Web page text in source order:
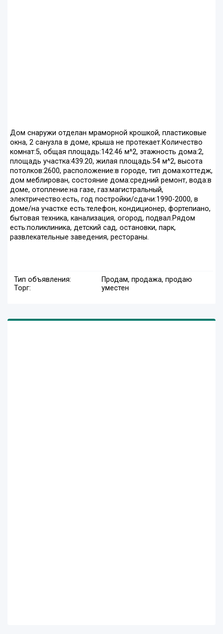
Дом снаружи отделан мраморной крошкой, пластиковые
окна, 2 санузла в доме, крыша не протекает.Количество
комнат:5, общая площадь:142.46 м^2, этажность дома:2,
площадь участка:439.20, жилая площадь:54 м^2, высота
потолков:2600, расположение:в городе, тип дома:коттедж,
дом меблирован, состояние дома:средний ремонт, вода:в
доме, отопление:на газе, газ:магистральный,
электричество:есть, год постройки/сдачи:1990-2000, в
доме/на участке есть:телефон, кондиционер, фортепиано,
бытовая техника, канализация, огород, подвал.Рядом
есть:поликлиника, детский сад, остановки, парк,
развлекательные заведения, рестораны.
Тип объявления:
Продам, продажа, продаю
Торг:
уместен